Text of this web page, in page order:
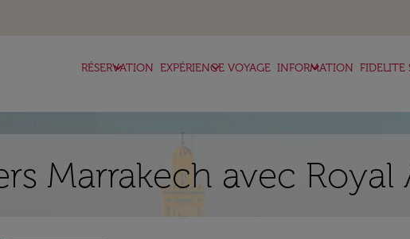
RÉSERVATION
keyboard_arrow_down EXPÉRIENCE VOYAGE
keyboard_arrow_down INFORMATION
keyboard_arrow_down FIDELITE
Marrakech avec Royal